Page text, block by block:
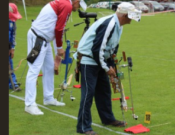
PROPOZICE
VÝSLEDKY ZÁVODŮ
ČESKÝ POHÁR A ČESKÁ LIGA
REPREZENTACE